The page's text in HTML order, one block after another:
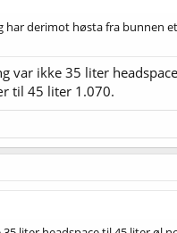
derimot høsta fra bunnen
var ikke 35 liter
til 45 liter 1.070.